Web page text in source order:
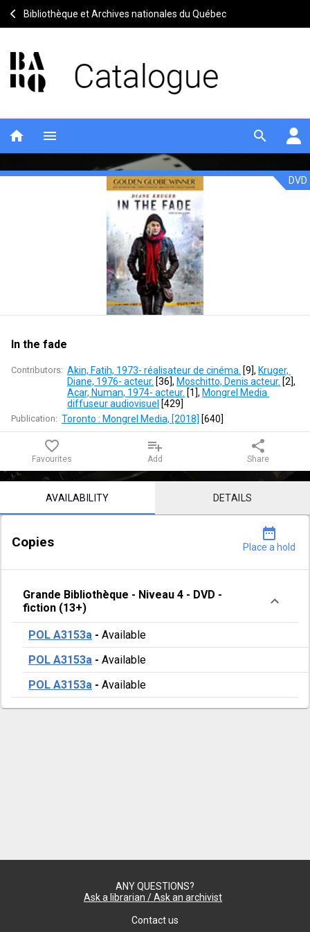
Bibliothèque et Archives nationales du Québec
home menu search
DVD
In the fade
Contributors: Akin, Fatih, 1973- réalisateur de cinéma. [9], Kruger,
Diane, 1976- acteur. [36], Moschitto, Denis acteur. [2]
Acar, Numan, 1974- acteur. [1 ], Mongrel Media
diffuseur audiovisuel [429]
Publication: Toronto : Mongrel Media, [2018] [640]
favorite_border
Favourites
playlist_add
Add
share
Share
Notice content
AVAILABILITY DETAILS
Copies
date_range
Place a hold
Grande Bibliothèque - Niveau 4 - DVD -
fiction (13+)
POL A3153a - Available
POL A3153a - Available
POL A3153a - Available
ANY QUESTIONS?
Ask a librarian / Ask an archivist
Contact us